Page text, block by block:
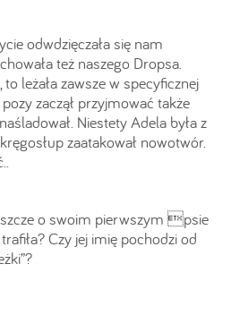
odwdzięczała się nam
też naszego Dropsa.
to leżała zawsze w specyficznej
zaczął przyjmować także
Niestety Adela była z
zaatakował nowotwór.
o swoim pierwszym psie
Czy jej imię pochodzi od